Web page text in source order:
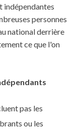
indépendantes
personnes
national derrière
ce que l'on
pas les
ou les